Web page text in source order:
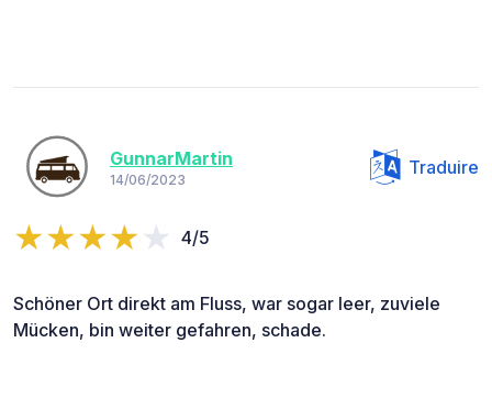
GunnarMartin
14/06/2023
Traduire
4/5
Schöner Ort direkt am Fluss, war sogar leer, zuviele
Mücken, bin weiter gefahren, schade.